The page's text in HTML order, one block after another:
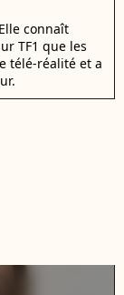
connaît
TF1 que les
télé-réalité et a